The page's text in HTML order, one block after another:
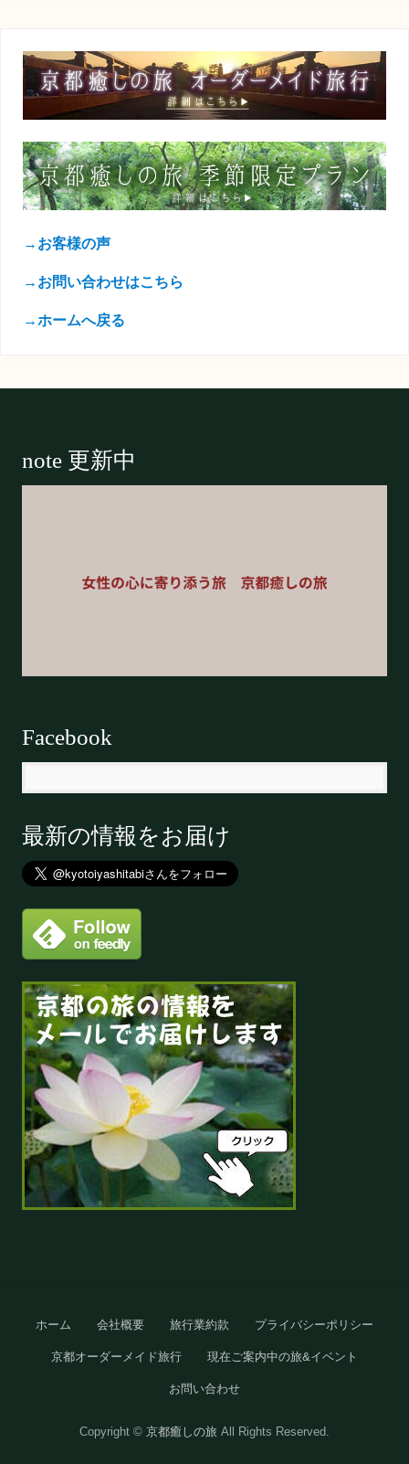
→お客様の声
→お問い合わせはこちら
→ホームへ戻る
note 更新中
Facebook
最新の情報をお届け
Site
Footer
ホーム 会社概要 旅行業約款 プライバシーポリシー
京都オーダーメイド旅行 現在ご案内中の旅&イベント
お問い合わせ
Copyright © 京都癒しの旅 All Rights Reserved.